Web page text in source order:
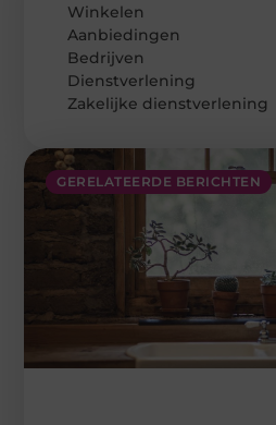
GERELATEERDE BERICHTEN
Winkelen
Aanbiedingen
Bedrijven
Dienstverlening
Zakelijke dienstverlening